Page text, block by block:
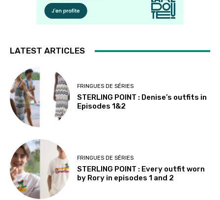
LATEST ARTICLES
FRINGUES DE SÉRIES
STERLING POINT : Denise’s outfits in
Episodes 1&2
FRINGUES DE SÉRIES
STERLING POINT : Every outfit worn
by Rory in episodes 1 and 2